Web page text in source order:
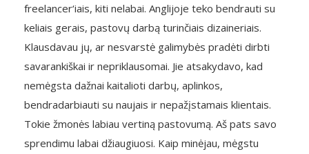
freelancer‘iais, kiti nelabai. Anglijoje teko bendrauti su
keliais gerais, pastovų darbą turinčiais dizaineriais.
Klausdavau jų, ar nesvarstė galimybės pradėti dirbti
savarankiškai ir nepriklausomai. Jie atsakydavo, kad
nemėgsta dažnai kaitalioti darbų, aplinkos,
bendradarbiauti su naujais ir nepažįstamais klientais.
Tokie žmonės labiau vertiną pastovumą. Aš pats savo
sprendimu labai džiaugiuosi. Kaip minėjau, mėgstu